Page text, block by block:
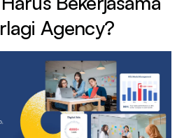
Agency?